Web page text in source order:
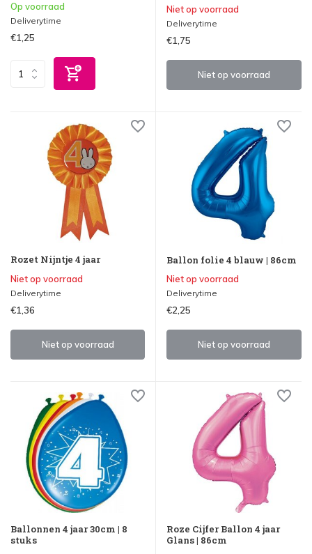
Op voorraad
Deliverytime
€1,25
Niet op voorraad
Deliverytime
€1,75
Niet op voorraad
Rozet Nijntje 4 jaar
Niet op voorraad
Deliverytime
€1,36
Niet op voorraad
Ballon folie 4 blauw | 86cm
Niet op voorraad
Deliverytime
€2,25
Niet op voorraad
Ballonnen 4 jaar 30cm | 8
stuks
Roze Cijfer Ballon 4 jaar
Glans | 86cm